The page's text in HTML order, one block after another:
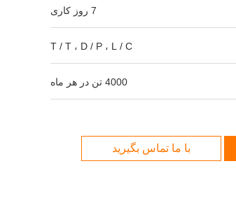
7 روز کاری
T / T ، D / P ، L / C
4000 تن در هر ماه
با ما تماس بگیرید